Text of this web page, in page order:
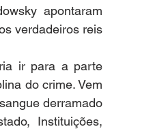
apontaram
verdadeiros reis
ir para a parte
do crime. Vem
derramado
Instituições,